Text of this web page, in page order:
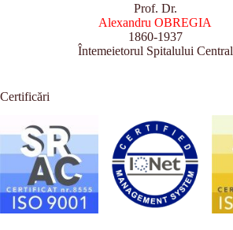
Prof. Dr.
Alexandru OBREGIA
1860-1937
Întemeietorul Spitalului Central
Certificări